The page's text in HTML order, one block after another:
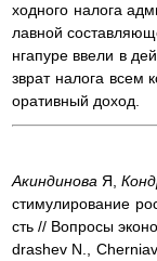
ходного налога
лавной
нгапуре ввели в
зврат налога всем
оративный доход.
Акиндинова Я,
стимулирование
сть // Вопросы
drashev N.,